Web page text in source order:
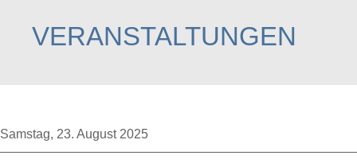
VERANSTALTUNGEN
Samstag, 23. August 2025